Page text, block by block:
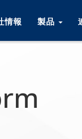
情報 製品